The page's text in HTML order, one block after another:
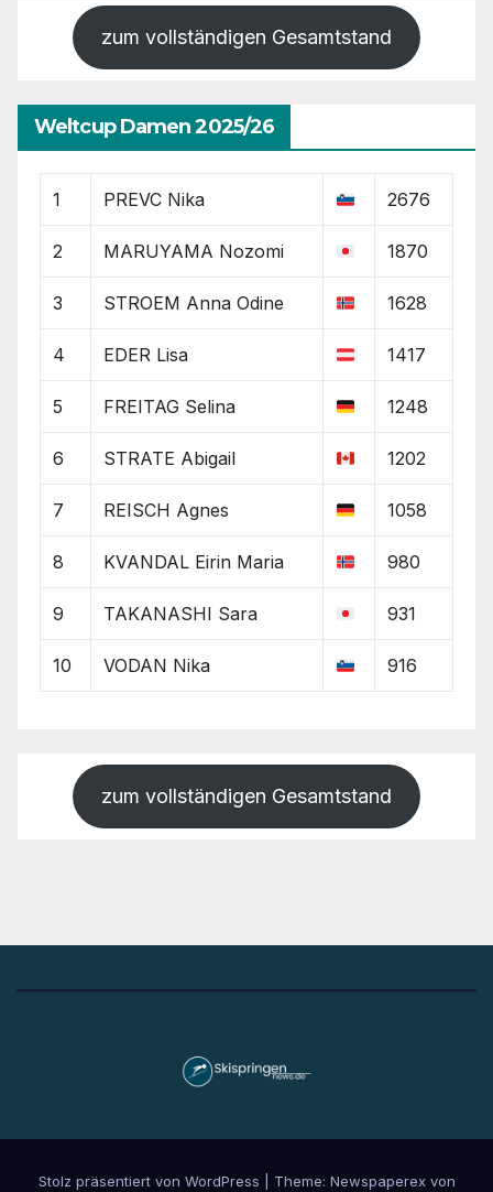
zum vollständigen Gesamtstand
Weltcup Damen 2025/26
1 PREVC Nika 2676
2 MARUYAMA Nozomi 1870
3 STROEM Anna Odine 1628
4 EDER Lisa 1417
5 FREITAG Selina 1248
6 STRATE Abigail 1202
7 REISCH Agnes 1058
8 KVANDAL Eirin Maria 980
9 TAKANASHI Sara 931
10 VODAN Nika 916
zum vollständigen Gesamtstand
Stolz präsentiert von WordPress Theme: Newspaperex von